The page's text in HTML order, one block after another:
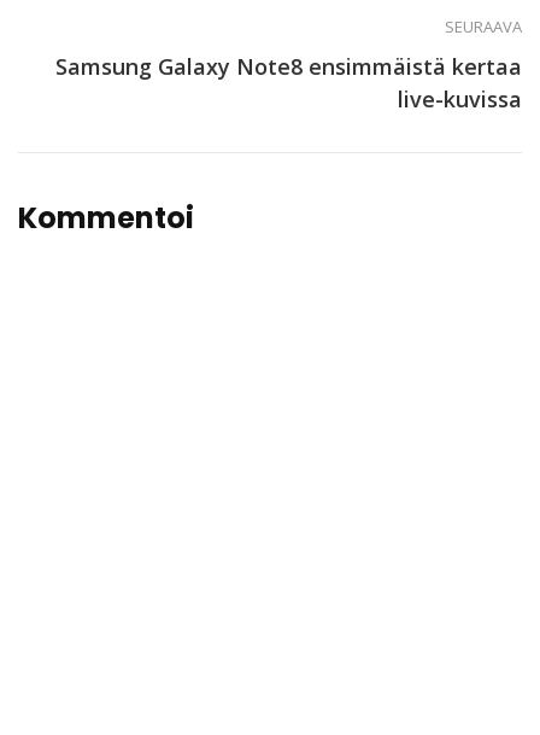
SEURAAVA
Samsung Galaxy Note8 ensimmäistä kertaa
live-kuvissa
Kommentoi